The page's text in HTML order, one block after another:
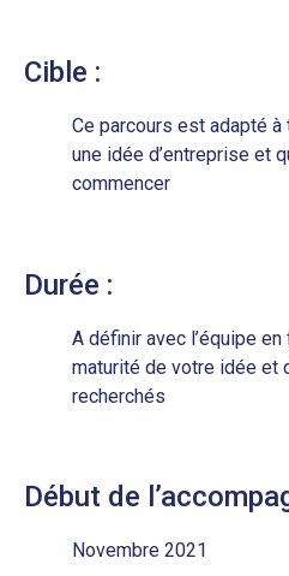
Cible :
Ce parcours est adapté
une idée d’entreprise et
commencer
Durée :
A définir avec l’équipe
maturité de votre idée et
recherchés
Début de
Novembre 2021